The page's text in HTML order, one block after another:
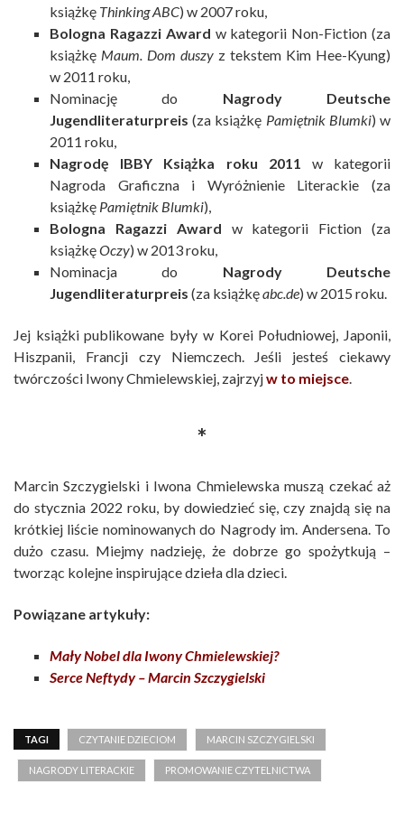
książkę Thinking ABC) w 2007 roku,
Bologna Ragazzi Award w kategorii Non-Fiction (za
książkę Maum. Dom duszy z tekstem Kim Hee-Kyung)
w 2011 roku,
Nominację do Nagrody Deutsche
Jugendliteraturpreis (za książkę Pamiętnik Blumki) w
2011 roku,
Nagrodę IBBY Książka roku 2011 w kategorii
Nagroda Graficzna i Wyróżnienie Literackie (za
książkę Pamiętnik Blumki),
Bologna Ragazzi Award w kategorii Fiction (za
książkęOczy) w 2013 roku,
Nominacja do Nagrody Deutsche
Jugendliteraturpreis (za książkęabc.de) w 2015 roku.
Jej książki publikowane były w Korei Południowej, Japonii,
Hiszpanii, Francji czy Niemczech. Jeśli jesteś ciekawy
twórczości Iwony Chmielewskiej, zajrzyjw to miejsce.
*
Marcin Szczygielski i Iwona Chmielewska muszą czekać aż
do stycznia 2022 roku, by dowiedzieć się, czy znajdą się na
krótkiej liście nominowanych do Nagrody im. Andersena. To
dużo czasu. Miejmy nadzieję, że dobrze go spożytkują –
tworząc kolejne inspirujące dzieła dla dzieci.
Powiązane artykuły:
Mały Nobel dla Iwony Chmielewskiej?
Serce Neftydy – Marcin Szczygielski
TAGI CZYTANIE DZIECIOM MARCIN SZCZYGIELSKI
NAGRODY LITERACKIE PROMOWANIE CZYTELNICTWA